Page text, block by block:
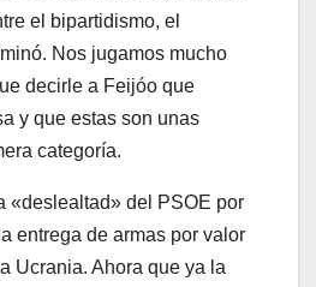
el bipartidismo, el
Nos jugamos mucho
decirle a Feijóo que
y que estas son unas
categoría.
«deslealtad» del PSOE por
entrega de armas por valor
Ucrania. Ahora que ya la